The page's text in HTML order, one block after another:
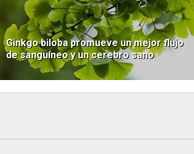
Ginkgo biloba promueve un mejor flujo
de sanguíneo y un cerebro sano